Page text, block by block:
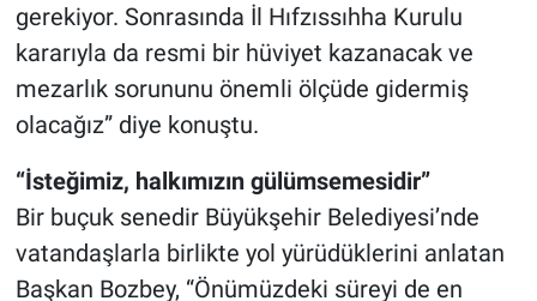
gerekiyor. Sonrasında İl Hıfzıssıhha Kurulu
kararıyla da resmi bir hüviyet kazanacak ve
mezarlık sorununu önemli ölçüde gidermiş
olacağız” diye konuştu.
“İsteğimiz, halkımızın gülümsemesidir”
Bir buçuk senedir Büyükşehir Belediyesi’nde
vatandaşlarla birlikte yol yürüdüklerini anlatan
Başkan Bozbey, “Önümüzdeki süreyi de en